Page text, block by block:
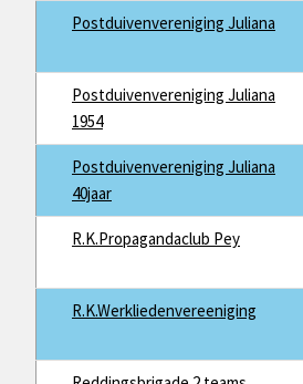
Postduivenvereniging Juliana
Postduivenvereniging Juliana
1954
Postduivenvereniging Juliana
40jaar
R.K.Propagandaclub Pey
R.K.Werkliedenvereeniging